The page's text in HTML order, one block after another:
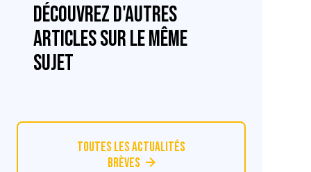
Découvrez d'autres
articles sur le même
sujet
Toutes les actualités
Brèves